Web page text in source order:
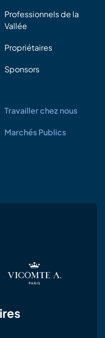
Professionnels de la
Vallée
Propriétaires
Sponsors
Travailler chez nous
Marchés Publics